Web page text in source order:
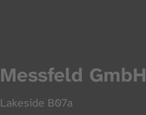
Messfeld GmbH
Lakeside B07a